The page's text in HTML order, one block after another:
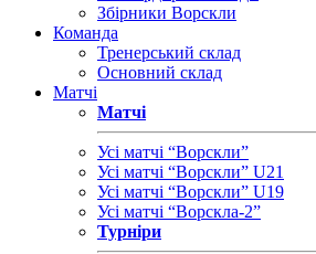
Збірники Ворскли
Команда
Тренерський склад
Основний склад
Матчі
Матчі
Усі матчі “Ворскли”
Усі матчі “Ворскли” U21
Усі матчі “Ворскли” U19
Усі матчі “Ворскла-2”
Турніри